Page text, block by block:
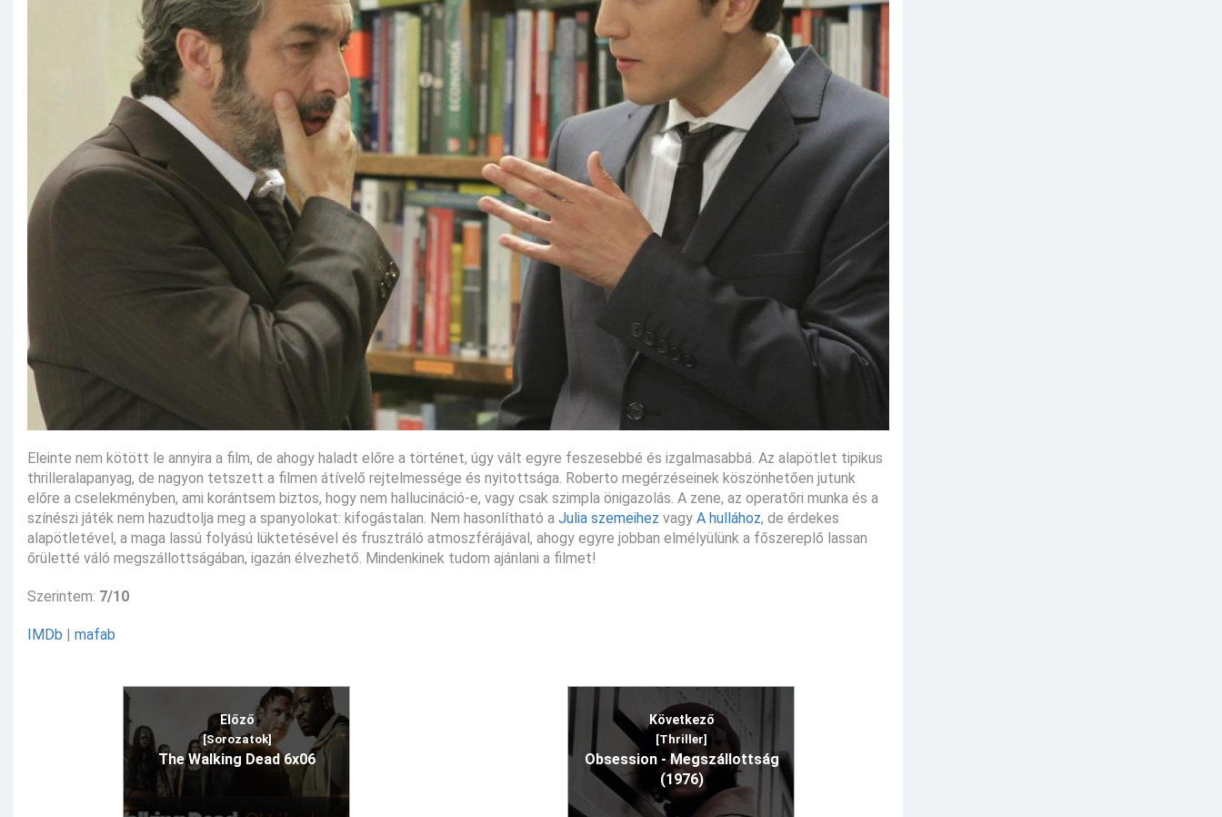
Eleinte nem kötött le annyira a film, de ahogy haladt előre a történet, úgy vált egyre feszesebbé és izgalmasabbá. Az alapötlet tipikus
thrilleralapanyag, de nagyon tetszett a filmen átívelő rejtelmessége és nyitottsága. Roberto megérzéseinek köszönhetően jutunk
előre a cselekményben, ami korántsem biztos, hogy nem hallucináció-e, vagy csak szimpla önigazolás. A zene, az operatőri munka és a
színészi játék nem hazudtolja meg a spanyolokat: kifogástalan. Nem hasonlítható a Julia szemeihez vagy A hullához, de érdekes
alapötletével, a maga lassú folyású lüktetésével és frusztráló atmoszférájával, ahogy egyre jobban elmélyülünk a főszereplő lassan
őrületté váló megszállottságában, igazán élvezhető. Mindenkinek tudom ajánlani a filmet!
Szerintem: 7/10
IMDb mafab
Előző
[Sorozatok]
The Walking Dead 6x06
Következő
[Thriller]
Obsession - Megszállottság
(1976)